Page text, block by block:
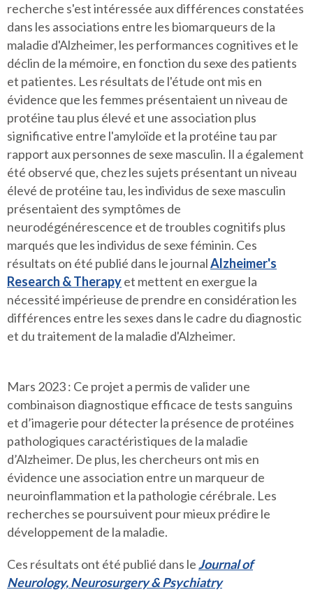
recherche s'est intéressée aux différences constatées
dans les associations entre les biomarqueurs de la
maladie d'Alzheimer, les performances cognitives et le
déclin de la mémoire, en fonction du sexe des patients
et patientes. Les résultats de l'étude ont mis en
évidence que les femmes présentaient un niveau de
protéine tau plus élevé et une association plus
significative entre l'amyloïde et la protéine tau par
rapport aux personnes de sexe masculin. Il a également
été observé que, chez les sujets présentant un niveau
élevé de protéine tau, les individus de sexe masculin
présentaient des symptômes de
neurodégénérescence et de troubles cognitifs plus
marqués que les individus de sexe féminin. Ces
résultats on été publié dans le journalAlzheimer's
Research & Therapyet mettent en exergue la
nécessité impérieuse de prendre en considération les
différences entre les sexes dans le cadre du diagnostic
et du traitement de la maladie d'Alzheimer.
Mars 2023 : Ce projet a permis de valider une
combinaison diagnostique efficace de tests sanguins
et d’imagerie pour détecter la présence de protéines
pathologiques caractéristiques de la maladie
d’Alzheimer. De plus, les chercheurs ont mis en
évidence une association entre un marqueur de
neuroinflammation et la pathologie cérébrale. Les
recherches se poursuivent pour mieux prédire le
développement de la maladie.
​​​​​​Ces résultats ont été publié dans leJournal of
Neurology, Neurosurgery & Psychiatry